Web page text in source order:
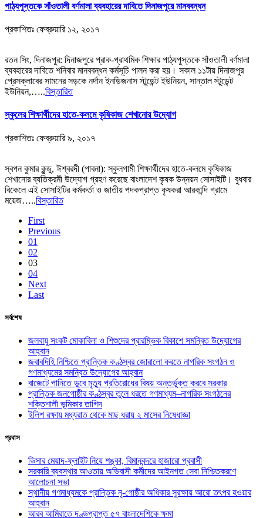
পাঠ্যপুস্তকে সাঁওতালী বর্ণমালা ব্যবহারের দাবিতে দিনাজপুরে মানববন্ধন
প্রকাশিতঃ ফেব্রুয়ারি ১২, ২০১৭
রতন সিং, দিনাজপুর: দিনাজপুরে প্রাক-প্রাথমিক শিক্ষার পাঠ্যপুস্তকে সাঁওতালী বর্ণমালা
ব্যবহারের দাবিতে শনিবার মানববন্ধন কর্মসূচি পালন করা হয়। সকাল ১১টায় দিনাজপুর
প্রেসক্লাবের সামনের সড়কে নর্দান ইনডিজনাস স্টুডেন্ট ইউনিয়ন, সান্তাল স্টুডেন্ট
ইউনিয়ন,…..বিস্তারিত
স্কুলের শিক্ষার্থীদের হাতে-কলমে কৃষিকাজ শেখানোর উদ্যোগ
প্রকাশিতঃ ফেব্রুয়ারি ৯, ২০১৭
স্বপন কুমার কুন্ডু, ঈশ্বরদী (পাবনা): স্কুলগামী শিক্ষার্থীদের হাতে-কলমে কৃষিকাজ
শেখানোর ব্যতিক্রমী উদ্যোগ গ্রহণ করেছে বাংলাদেশ কৃষক উন্নয়ন সোসাইটি। বুধবার
বিকেলে এই সোসাইটির কর্মকর্তা ও জাতীয় পদকপ্রাপ্ত কৃষকরা আরকান্দি গ্রামে
ময়েজ…..বিস্তারিত
First
Previous
01
02
03
04
Next
Last
সর্বশেষ
জলবায়ু সংকট মোকাবিলা ও শিশুদের প্রারম্ভিক বিকাশে সমন্বিত উদ্যোগের
আহ্বান
জবাবদিহি নিশ্চিতে প্রান্তিক কণ্ঠস্বর জোরালো করতে নাগরিক সংগঠন ও
গণমাধ্যমের সমন্বিত উদ্যোগের আহ্বান
বাজেটে পানিতে ডুবে মৃত্যু প্রতিরোধের বিষয় অন্তর্ভুক্ত করবে সরকার
প্রান্তিক জনগোষ্ঠীর কণ্ঠস্বর তুলে ধরতে গণমাধ্যম–নাগরিক সংগঠনের
শক্তিশালী ভূমিকার তাগিদ
ইলিশ রক্ষায় মধ্যরাত থেকে মাছ ধরায় ২ মাসের নিষেধাজ্ঞা
প্রবাস
ভিসার মেয়াদ-ফ্লাইট নিয়ে শঙ্কা, বিমানবন্দরে হাজারো প্রবাসী
সরকারি ব্যবস্থার আওতায় অভিবাসী কর্মীদের আইনগত সেবা নিশ্চিতকরণে
আলোচনা সভা
স্থানীয় গণমাধ্যমকে প্রান্তিক নৃ-গোষ্ঠীর অধিকার সুরক্ষায় আরো তৎপর হওয়ার
আহ্বান
আরব আমিরাতে দণ্ডপ্রাপ্ত ৫৭ বাংলাদেশিকে ক্ষমা